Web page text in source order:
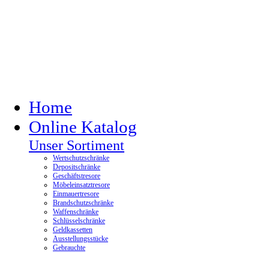
Home
Online Katalog
Unser Sortiment
Wertschutzschränke
Depositschränke
Geschäftstresore
Möbeleinsatztresore
Einmauertresore
Brandschutzschränke
Waffenschränke
Schlüsselschränke
Geldkassetten
Ausstellungsstücke
Gebrauchte